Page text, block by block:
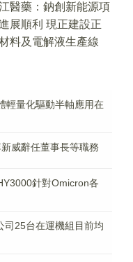
醫藥：鈉創新能源項
展順利 現正建設正
料及電解液生產線
輕量化驅動半軸應用在
威辭任董事長等職務
針對Omicron各
司25台在運機組目前均